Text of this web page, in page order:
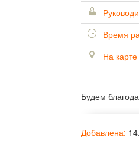
Время
На карте
Будем
Добавлена: